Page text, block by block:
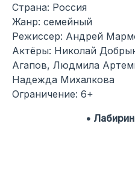
Страна: Россия
Жанр: семейный
Режиссер: Андрей
Актёры: Николай
Агапов, Людмила
Надежда Михалкова
Ограничение: 6+
•